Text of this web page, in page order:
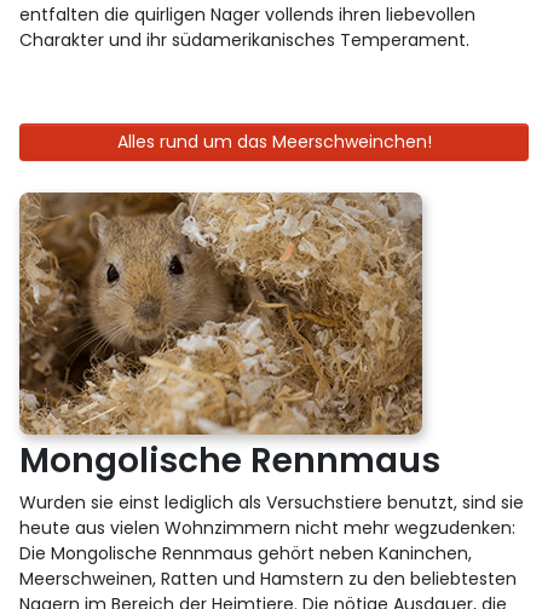
entfalten die quirligen Nager vollends ihren liebevollen
Charakter und ihr südamerikanisches Temperament.
Alles rund um das Meerschweinchen!
Mongolische Rennmaus
Wurden sie einst lediglich als Versuchstiere benutzt, sind sie
heute aus vielen Wohnzimmern nicht mehr wegzudenken:
Die Mongolische Rennmaus gehört neben Kaninchen,
Meerschweinen, Ratten und Hamstern zu den beliebtesten